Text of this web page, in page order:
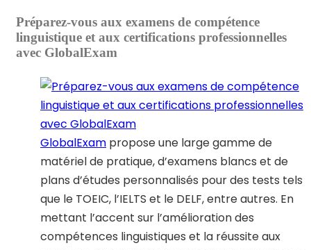
Préparez-vous aux examens de compétence
linguistique et aux certifications professionnelles
avec GlobalExam
GlobalExam propose une large gamme de
matériel de pratique, d’examens blancs et de
plans d’études personnalisés pour des tests tels
que le TOEIC, l’IELTS et le DELF, entre autres. En
mettant l’accent sur l’amélioration des
compétences linguistiques et la réussite aux